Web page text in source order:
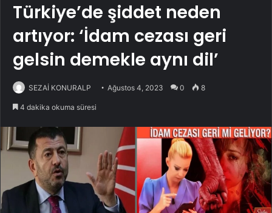
Türkiye’de şiddet neden
artıyor: ‘İdam cezası geri
gelsin demekle aynı dil’
SEZAİ KONURALP Ağustos 4, 2023 0 8
4 dakika okuma süresi